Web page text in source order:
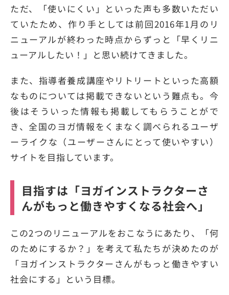
ただ、「使いにくい」といった声も多数いただい
ていたため、作り手としては前回2016年1月のリ
ニューアルが終わった時点からずっと「早くリニ
ューアルしたい！」と思い続けてきました。
また、指導者養成講座やリトリートといった高額
なものについては掲載できないという難点も。今
後はそういった情報も掲載してもらうことがで
き、全国のヨガ情報をくまなく調べられるユーザ
ーライクな（ユーザーさんにとって使いやすい）
サイトを目指しています。
目指すは「ヨガインストラクターさ
んがもっと働きやすくなる社会へ」
この2つのリニューアルをおこなうにあたり、「何
のためにするか？」を考えて私たちが決めたのが
「ヨガインストラクターさんがもっと働きやすい
社会にする」という目標。